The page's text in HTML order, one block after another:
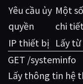
Yêu cầu ủy
quyền
Một
chi
IP thiết bị Lấy
GET /systeminfo
Lấy thông tin hệ